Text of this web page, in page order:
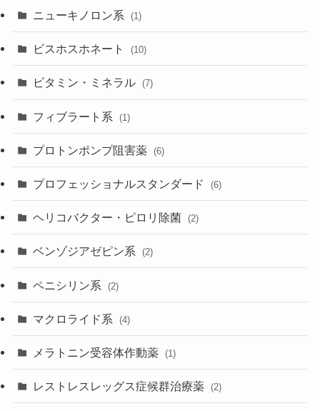
ニューキノロン系 (1)
ビスホスホネート (10)
ビタミン・ミネラル (7)
フィブラート系 (1)
プロトンポンプ阻害薬 (6)
プロフェッショナルスタンダード (6)
ヘリコバクター・ピロリ除菌 (2)
ベンゾジアゼピン系 (2)
ペニシリン系 (2)
マクロライド系 (4)
メラトニン受容体作動薬 (1)
レストレスレッグス症候群治療薬 (2)